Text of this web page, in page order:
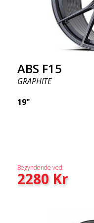
ABS F15
GRAPHITE
19"
Begyndende ved:
2280Kr